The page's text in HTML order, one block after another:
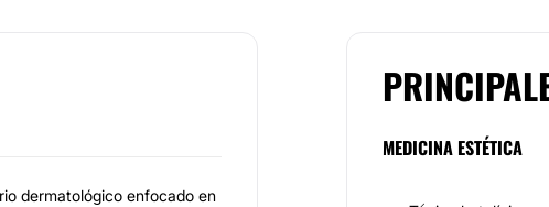
dermatológico enfocado en
MEDICINA ESTÉTICA